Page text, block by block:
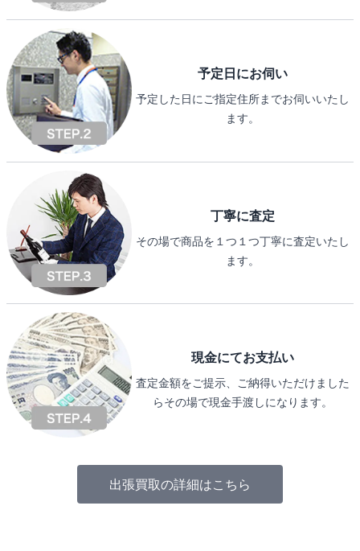
予定日にお伺い
予定した日にご指定住所までお伺いいたし
ます。
丁寧に査定
その場で商品を１つ１つ丁寧に査定いたし
ます。
現金にてお支払い
査定金額をご提示、ご納得いただけました
らその場で現金手渡しになります。
出張買取の詳細はこちら